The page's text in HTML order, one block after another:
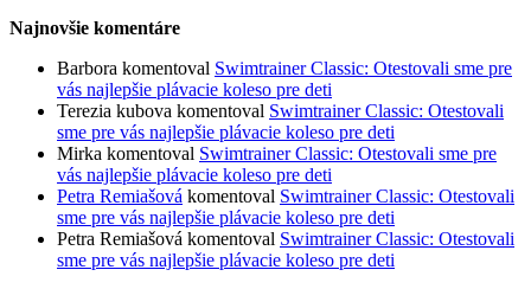
Najnovšie komentáre
Barbora komentoval Swimtrainer Classic: Otestovali sme pre
vás najlepšie plávacie koleso pre deti
Terezia kubova komentoval Swimtrainer Classic: Otestovali
sme pre vás najlepšie plávacie koleso pre deti
Mirka komentoval Swimtrainer Classic: Otestovali sme pre
vás najlepšie plávacie koleso pre deti
Petra Remiašová komentoval Swimtrainer Classic: Otestovali
sme pre vás najlepšie plávacie koleso pre deti
Petra Remiašová komentoval Swimtrainer Classic: Otestovali
sme pre vás najlepšie plávacie koleso pre deti